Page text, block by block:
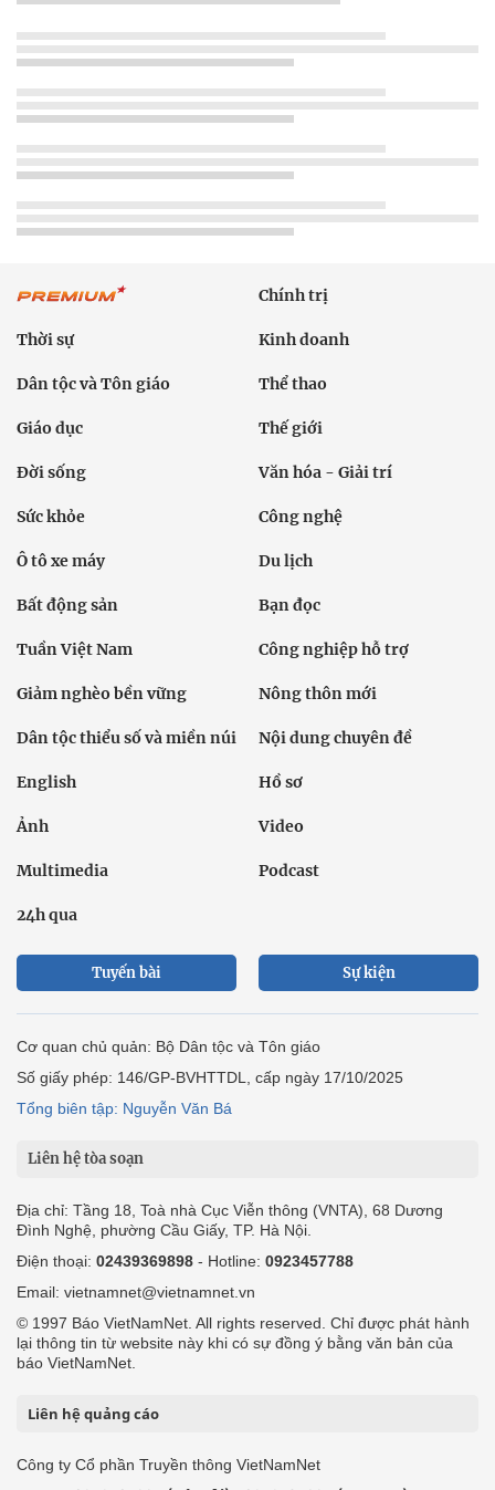
Chính trị
Thời sự Kinh doanh
Dân tộc và Tôn giáo Thể thao
Giáo dục Thế giới
Đời sống Văn hóa - Giải trí
Sức khỏe Công nghệ
Ô tô xe máy Du lịch
Bất động sản Bạn đọc
Tuần Việt Nam Công nghiệp hỗ trợ
Giảm nghèo bền vững Nông thôn mới
Dân tộc thiểu số và miền núi Nội dung chuyên đề
English Hồ sơ
Ảnh Video
Multimedia Podcast
24h qua
Tuyến bài Sự kiện
Cơ quan chủ quản: Bộ Dân tộc và Tôn giáo
Số giấy phép: 146/GP-BVHTTDL, cấp ngày 17/10/2025
Tổng biên tập: Nguyễn Văn Bá
Liên hệ tòa soạn
Địa chỉ: Tầng 18, Toà nhà Cục Viễn thông (VNTA), 68 Dương
Đình Nghệ, phường Cầu Giấy, TP. Hà Nội.
Điện thoại: 02439369898 - Hotline: 0923457788
Email: vietnamnet@vietnamnet.vn
© 1997 Báo VietNamNet. All rights reserved. Chỉ được phát hành
lại thông tin từ website này khi có sự đồng ý bằng văn bản của
báo VietNamNet.
Liên hệ quảng cáo
Công ty Cổ phần Truyền thông VietNamNet